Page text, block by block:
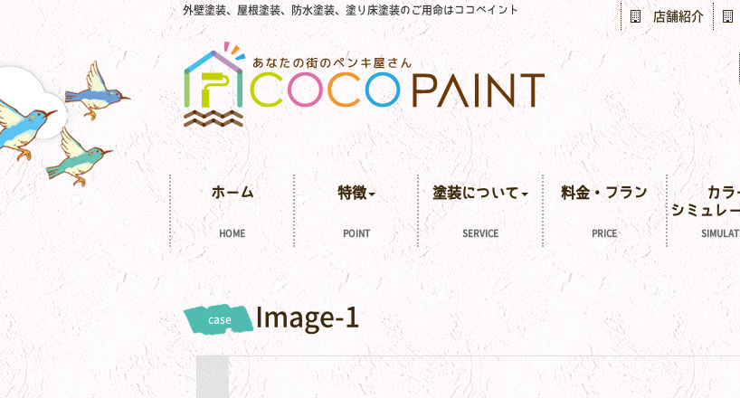
外壁塗装、屋根塗装、防水塗装、塗り床塗装のご用命はココペイント 店舗紹介
HOME
ホーム
POINT
特徴
SERVICE
塗装について
PRICE
料金・プラン
カラ
シミュレ
case Image-1